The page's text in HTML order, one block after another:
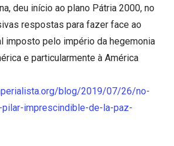
deu início ao plano Pátria 2000, no
respostas para fazer face ao
imposto pelo império da hegemonia
e particularmente à América
blog/2019/07/26/no-
imprescindible-de-la-paz-